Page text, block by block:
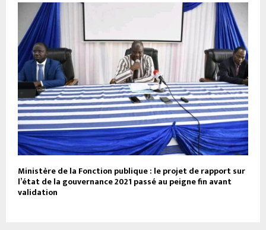
Ministère de la Fonction publique : le projet de rapport sur
l’état de la gouvernance 2021 passé au peigne fin avant
validation